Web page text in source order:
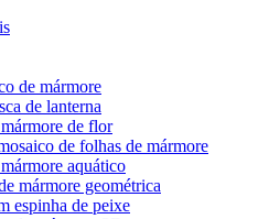
de mármore
de lanterna
de flor
de folhas de mármore
aquático
mármore geométrica
espinha de peixe